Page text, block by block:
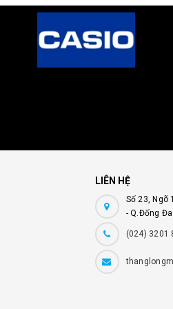
LIÊN HỆ
Số 23, Ngõ
- Q.Đống Đa
(024) 3201